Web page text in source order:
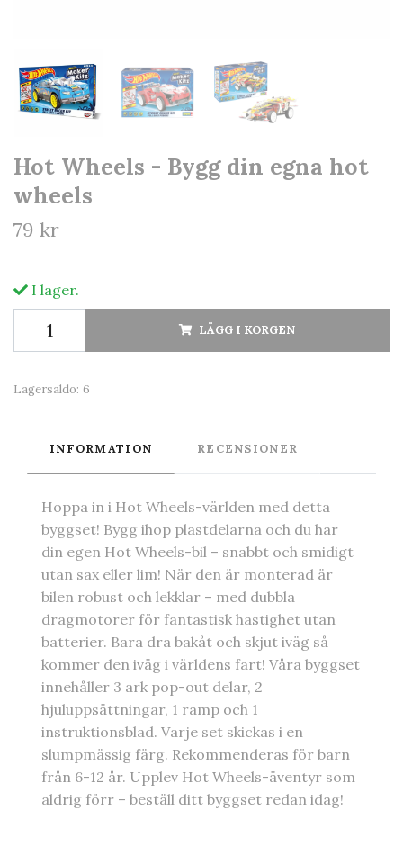
Hot Wheels - Bygg din egna hot
wheels
79 kr
I lager.
LÄGG I KORGEN
Lagersaldo: 6
INFORMATION RECENSIONER
Hoppa in i Hot Wheels-världen med detta
byggset! Bygg ihop plastdelarna och du har
din egen Hot Wheels-bil – snabbt och smidigt
utan sax eller lim! När den är monterad är
bilen robust och lekklar – med dubbla
dragmotorer för fantastisk hastighet utan
batterier. Bara dra bakåt och skjut iväg så
kommer den iväg i världens fart! Våra byggset
innehåller 3 ark pop-out delar, 2
hjuluppsättningar, 1 ramp och 1
instruktionsblad. Varje set skickas i en
slumpmässig färg. Rekommenderas för barn
från 6-12 år. Upplev Hot Wheels-äventyr som
aldrig förr – beställ ditt byggset redan idag!